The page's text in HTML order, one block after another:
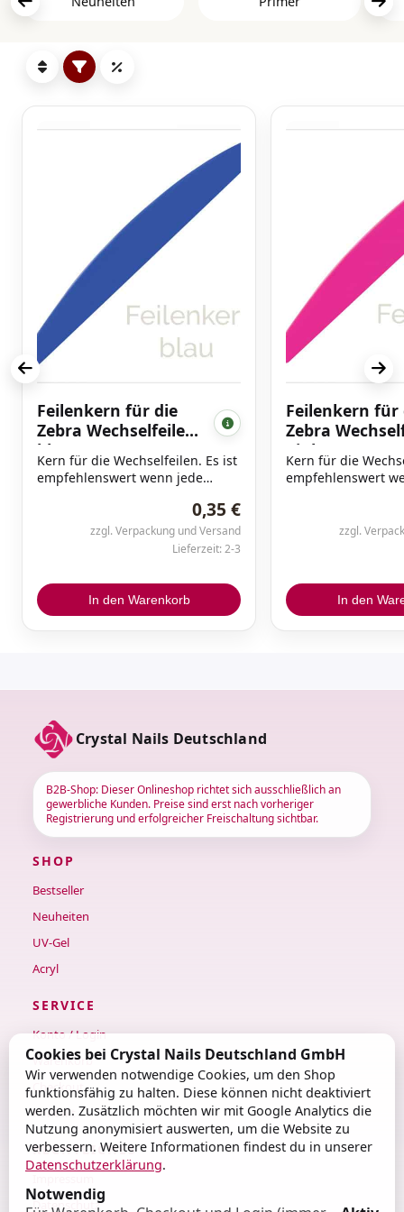
Feilenkern für die
Zebra Wechselfeilen,
blau
Kern für die Wechselfeilen. Es ist
empfehlenswert wenn jede
eigene Feile hat. Das lässt sich
nur mit Wechselfeilen erreichen.
Mit unseren Wechselfeilen und
Möglichkeit dieses Ihren
Kundinnen anzubieten.
0,35 €
zzgl. Verpackung und Versand
Lieferzeit: 2-3
In den Warenkorb
Feilenkern für
Zebra
pink
Kern für die
empfehlenswert
nur mit
Möglichkeit
Kundinnen
zzgl.
In den
Crystal Nails Deutschland
B2B-Shop: Dieser Onlineshop richtet sich ausschließlich an
gewerbliche Kunden. Preise sind erst nach vorheriger
Registrierung und erfolgreicher Freischaltung sichtbar.
SHOP
Bestseller
Neuheiten
UV-Gel
Acryl
SERVICE
Konto / Login
Warenkorb
Checkout
Kontakt
RECHTLICHES
Datenschutz
Cookies bei Crystal Nails Deutschland GmbH
Wir verwenden notwendige Cookies, um den Shop
funktionsfähig zu halten. Diese können nicht deaktiviert
werden. Zusätzlich möchten wir mit Google Analytics die
Nutzung anonymisiert auswerten, um die Website zu
verbessern. Weitere Informationen findest du in unserer
Datenschutzerklärung.
Notwendig